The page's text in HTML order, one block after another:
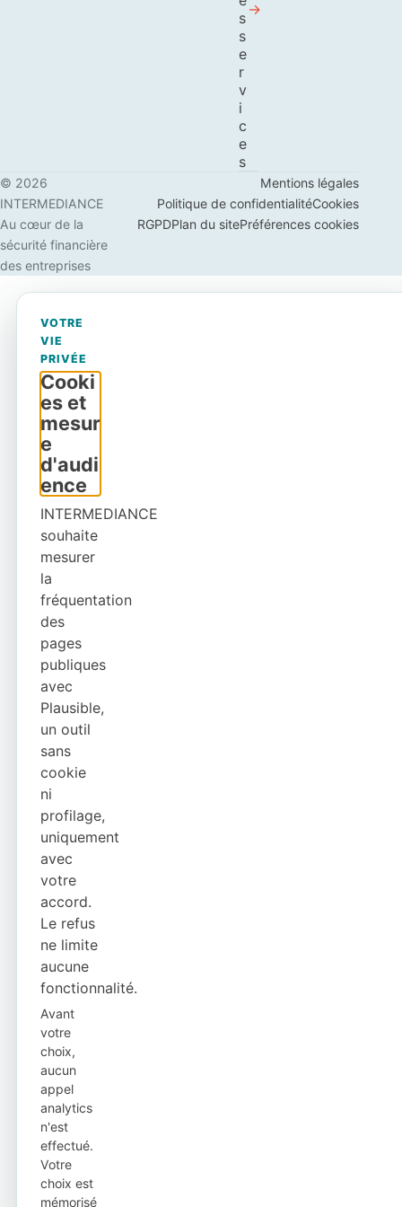
s
s
e
r
v
i
c
e
s
© 2026
INTERMEDIANCE
Au cœur de la
sécurité financière
des entreprises
Mentions légales
Politique de confidentialitéCookies
RGPDPlan du sitePréférences cookies
VOTRE
VIE
PRIVÉE
Cooki
es et
mesur
e
d'audi
ence
INTERMEDIANCE
souhaite
mesurer
la
fréquentation
des
pages
publiques
avec
Plausible,
un outil
sans
cookie
ni
profilage,
uniquement
avec
votre
accord.
Le refus
ne limite
aucune
fonctionnalité.
Avant
votre
choix,
aucun
appel
analytics
n'est
effectué.
Votre
choix est
mémorisé